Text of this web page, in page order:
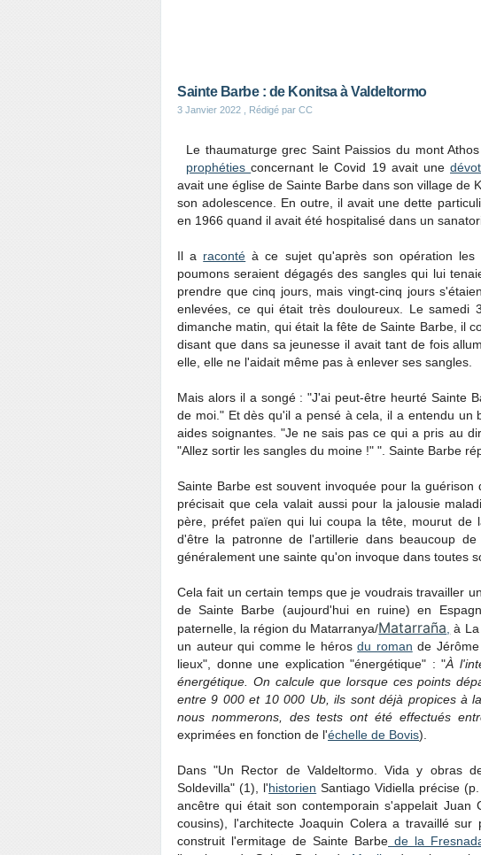
Sainte Barbe : de Konitsa à Valdeltormo
3 Janvier 2022 , Rédigé par CC
Le thaumaturge grec Saint Paissios du mont
prophétiesconcernant le Covid 19 avait une
avait une église de Sainte Barbe dans son village de
son adolescence. En outre, il avait une dette
en 1966 quand il avait été hospitalisé dans un
Il a raconté à ce sujet qu'après son opération
poumons seraient dégagés des sangles qui lui
prendre que cinq jours, mais vingt-cinq jours
enlevées, ce qui était très douloureux. Le
dimanche matin, qui était la fête de Sainte Barbe, il
disant que dans sa jeunesse il avait tant de fois
elle, elle ne l'aidait même pas à enlever ses sangles.
Mais alors il a songé : "J'ai peut-être heurté Sainte
de moi." Et dès qu'il a pensé à cela, il a entendu un
aides soignantes. "Je ne sais pas ce qui a pris au
"Allez sortir les sangles du moine !" ". Sainte Barbe
Sainte Barbe est souvent invoquée pour la
précisait que cela valait aussi pour la jalousie
père, préfet païen qui lui coupa la tête, mourut de
d'être la patronne de l'artillerie dans beaucoup
généralement une sainte qu'on invoque dans toutes
Cela fait un certain temps que je voudrais travailler
de Sainte Barbe (aujourd'hui en ruine) en
paternelle, la région du Matarranya/Matarraña à
un auteur qui comme le hérosdu roman de
lieux", donne une explication "énergétique" : "À
énergétique. On calcule que lorsque ces points
entre 9 000 et 10 000 Ub, ils sont déjà propices à
nous nommerons, des tests ont été effectués
exprimées en fonction de l'échelle de Bovis).
Dans "Un Rector de Valdeltormo. Vida y obras
Soldevilla" (1), l'historien Santiago Vidiella précise
ancêtre qui était son contemporain s'appelait Juan
cousins), l'architecte Joaquin Colera a travaillé
construit l'ermitage de Sainte Barbe de la